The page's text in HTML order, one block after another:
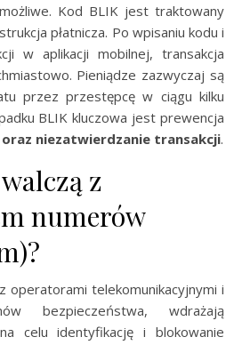
Kod BLIK jest traktowany
płatnicza. Po wpisaniu kodu i
w aplikacji mobilnej, transakcja
Pieniądze zazwyczaj są
przez przestępcę w ciągu kilku
BLIK kluczowa jest prewencja
niezatwierdzanie transakcji.
z
numerów
operatorami telekomunikacyjnymi i
bezpieczeństwa, wdrażają
celu identyfikację i blokowanie